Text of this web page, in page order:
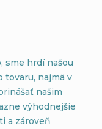
sme hrdí našou
tovaru, najmä v
našim
výhodnejšie
a zároveň